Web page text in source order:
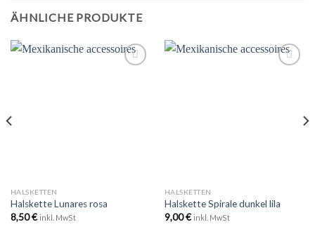
ÄHNLICHE PRODUKTE
HALSKETTEN
Halskette Lunares rosa
8,50€ inkl. MwSt
HALSKETTEN
Halskette Spirale dunkel lila
9,00€ inkl. MwSt